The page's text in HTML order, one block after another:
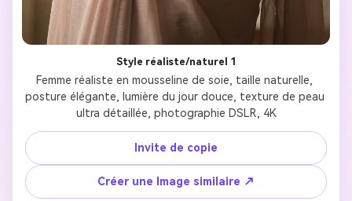
Style réaliste/naturel 1
Femme réaliste en mousseline de soie, taille naturelle,
posture élégante, lumière du jour douce, texture de peau
ultra détaillée, photographie DSLR, 4K
Invite de copie
Créer une Image similaire ↗